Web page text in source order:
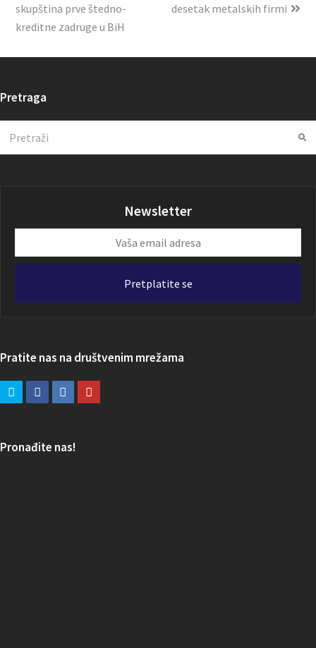
skupština prve štedno-
kreditne zadruge u BiH
desetak metalskih firmi
Pretraga
Newsletter
email
Pretplatite se
Pratite nas na društvenim mrežama
Pronađite nas!